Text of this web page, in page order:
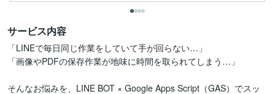
サービス内容
「LINEで毎日同じ作業をしていて手が回らない…」
「画像やPDFの保存作業が地味に時間を取られてしまう…」
そんなお悩みを、LINE BOT × Google Apps Script（GAS）でスッ